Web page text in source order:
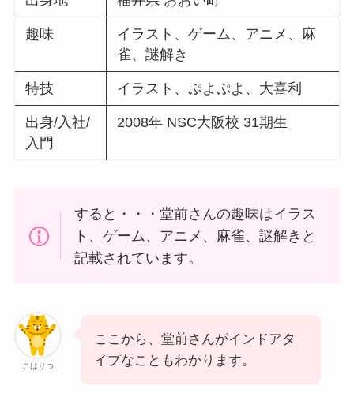
趣味
イラスト、ゲーム、アニメ、麻
雀、謎解き
特技 イラスト、ぷよぷよ、大喜利
出身/入社/
入門
2008年 NSC大阪校 31期生
すると・・・堂前さんの趣味はイラス
ト、ゲーム、アニメ、麻雀、謎解きと
記載されています。
こはりつ
ここから、堂前さんがインドアタ
イプなこともわかります。